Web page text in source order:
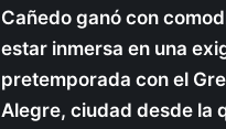
Cañedo ganó con
estar inmersa en una
pretemporada con el
Alegre, ciudad desde la